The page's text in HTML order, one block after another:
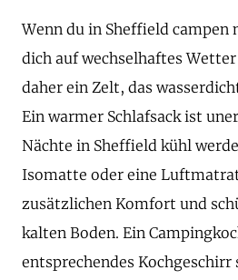
Wenn du in Sheffield
dich auf wechselhaftes
daher ein Zelt, das
Ein warmer Schlafsack ist
Nächte in Sheffield kühl
Isomatte oder eine
zusätzlichen Komfort und
kalten Boden. Ein
entsprechendes